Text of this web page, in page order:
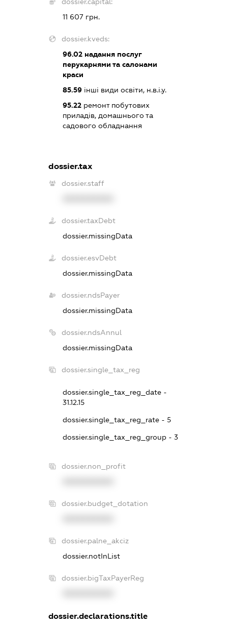
11 607 грн.
dossier.kveds:
96.02надання послуг
перукарнями та салонами
краси
85.59інші види освіти, н.в.і.у.
95.22ремонт побутових
приладів, домашнього та
садового обладнання
dossier.tax
dossier.staff
dossier.taxDebt
dossier.missingData
dossier.esvDebt
dossier.missingData
dossier.ndsPayer
dossier.missingData
dossier.ndsAnnul
dossier.missingData
dossier.single_tax_reg
dossier.single_tax_reg_date -
31.12.15
dossier.single_tax_reg_rate - 5
dossier.single_tax_reg_group - 3
dossier.non_profit
dossier.budget_dotation
dossier.palne_akciz
dossier.notInList
dossier.bigTaxPayerReg
dossier.declarations.title